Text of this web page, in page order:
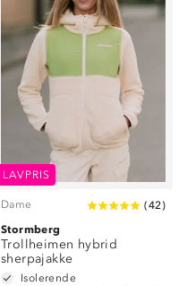
LAVPRIS
Dame (42)
Stormberg
Trollheimen hybrid
sherpajakke
Isolerende